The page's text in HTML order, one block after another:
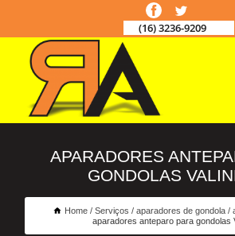
(16) 3236-9209
APARADORES
GONDOLAS
Home Serviços aparadores de gondola
aparadores anteparo para gondolas